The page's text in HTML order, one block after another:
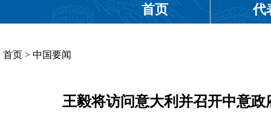
首页 代
首页 > 中国要闻
王毅将访问意大利并召开中意